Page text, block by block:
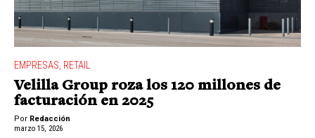
EMPRESAS, RETAIL
Velilla Group roza los 120 millones de
facturación en 2025
Por Redacción
marzo 15, 2026